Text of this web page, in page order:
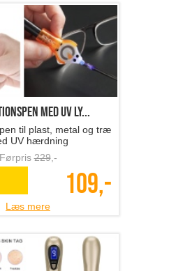
med UV ly...
til plast, metal og træ
UV hærdning
Førpris229,-
109,-
Læs mere